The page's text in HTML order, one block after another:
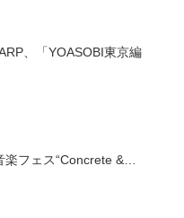
、「YOASOBI東京編
フェス“Concrete &…